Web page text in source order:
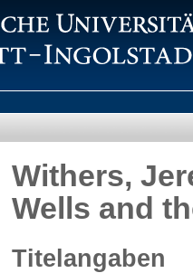
Withers,
Wells and
Titelangaben